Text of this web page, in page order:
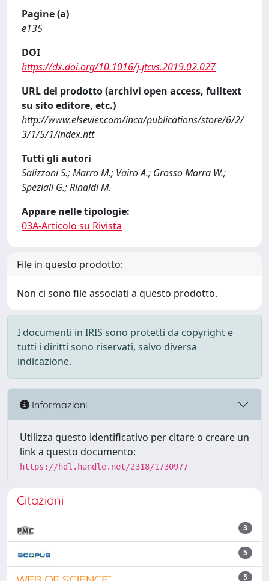
Pagine (a)
e135
DOI
https://dx.doi.org/10.1016/j.jtcvs.2019.02.027
URL del prodotto (archivi open access, fulltext
su sito editore, etc.)
http://www.elsevier.com/inca/publications/store/6/2/
3/1/5/1/index.htt
Tutti gli autori
Salizzoni S.; Marro M.; Vairo A.; Grosso Marra W.;
Speziali G.; Rinaldi M.
Appare nelle tipologie:
03A-Articolo su Rivista
File in questo prodotto:
Non ci sono file associati a questo prodotto.
I documenti in IRIS sono protetti da copyright e
tutti i diritti sono riservati, salvo diversa
indicazione.
Informazioni
Utilizza questo identificativo per citare o creare un
link a questo documento:
https://hdl.handle.net/2318/1730977
Citazioni
3
5
5